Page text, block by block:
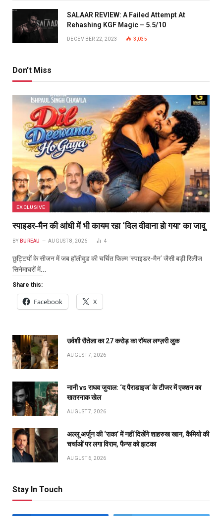
SALAAR REVIEW: A Failed Attempt At
Rehashing KGF Magic – 5.5/10
DECEMBER 22, 2023 3,035
Don't Miss
EXCLUSIVE
स्पाइडर-मैन की आंधी में भी कायम रहा ‘दिल दीवाना हो गया’ का जादू
BY BUREAU AUGUST 8, 2026 4
छुट्टियों के सीजन में जब हॉलीवुड की चर्चित फिल्म ‘स्पाइडर-मैन’ जैसी बड़ी रिलीज
सिनेमाघरों में…
Share this:
Facebook X
उर्वशी रौतेला का ₹27 करोड़ का रॉयल लग्ज़री लुक
AUGUST 7, 2026
नानी vs राघव जुयाल: ‘द पैराडाइज’ के टीजर में एक्शन का
खतरनाक खेल
AUGUST 7, 2026
अल्लू अर्जुन की ‘राका’ में नहीं दिखेंगे शाहरुख खान, कैमियो की
चर्चाओं पर लगा विराम, फैन्स को झटका
AUGUST 6, 2026
Stay In Touch